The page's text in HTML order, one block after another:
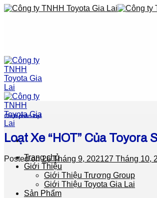
Skip
Trang chủ
Giới Thiệu
Giới Thiệu Trương Group
Giới Thiệu Toyota Gia Lai
Sản Phẩm
Chưa phân loại
Loạt Xe “HOT” Của
Posted on26 Tháng 9, 202127 Tháng 10,